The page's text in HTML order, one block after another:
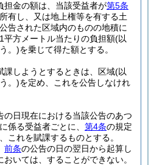
担金の額は、当該受益者が第5条
有し、又は地上権等を有する土
告された区域内のものの地積に
平方メートル当たりの負担額(以
。)を乗じて得た額とする。
課しようとするときは、区域(以
。)を定め、これを公告しなけれ
の日現在における当該公告のあつ
係る受益者ごとに、 第4条の規定
これを賦課するものとする。
前条の公告の日の翌日から起算し
いては、することができない。